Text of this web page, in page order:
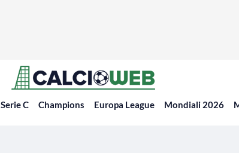
Serie C Champions Europa League Mondiali 2026